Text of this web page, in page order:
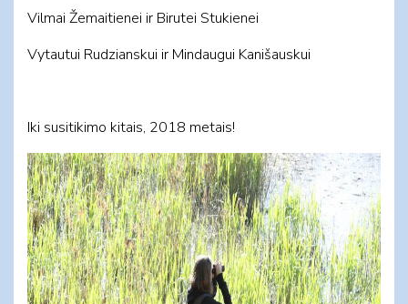
Vilmai Žemaitienei ir Birutei Stukienei
Vytautui Rudzianskui ir Mindaugui Kanišauskui
Iki susitikimo kitais, 2018 metais!